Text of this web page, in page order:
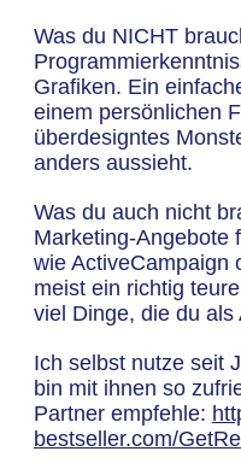
Was du NICHT
Grafiken. Ein
einem persönlichen
überdesigntes
anders aussieht.
Was du auch nicht
Marketing-Angebote
wie ActiveCampaign
meist ein richtig
viel Dinge, die du
Ich selbst nutze seit
bin mit ihnen so
Partner empfehle:
bestseller.com/